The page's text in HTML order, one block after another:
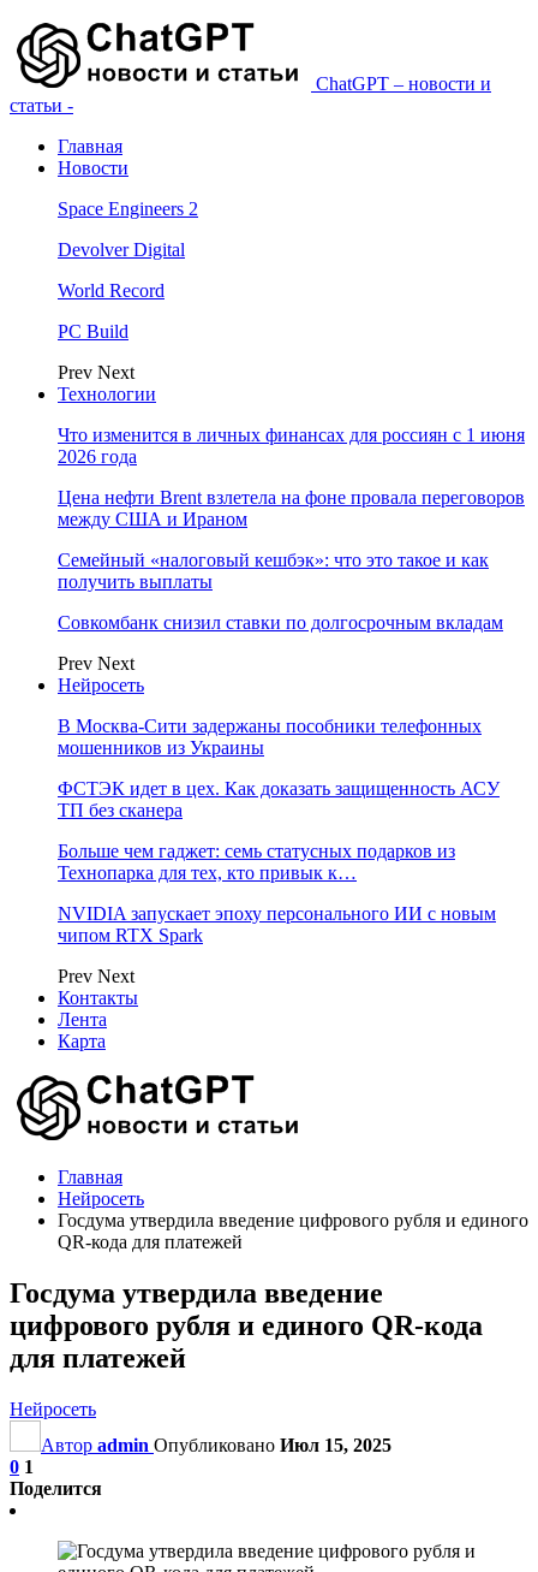
ChatGPT – новости и
статьи -
Главная
Новости
Space Engineers 2
Devolver Digital
World Record
PC Build
Prev Next
Технологии
Что изменится в личных финансах для россиян с 1 июня
2026 года
Цена нефти Brent взлетела на фоне провала переговоров
между США и Ираном
Семейный «налоговый кешбэк»: что это такое и как
получить выплаты
Совкомбанк снизил ставки по долгосрочным вкладам
Prev Next
Нейросеть
В Москва-Сити задержаны пособники телефонных
мошенников из Украины
ФСТЭК идет в цех. Как доказать защищенность АСУ
ТП без сканера
Больше чем гаджет: семь статусных подарков из
Технопарка для тех, кто привык к…
NVIDIA запускает эпоху персонального ИИ с новым
чипом RTX Spark
Prev Next
Контакты
Лента
Карта
Главная
Нейросеть
Госдума утвердила введение цифрового рубля и единого
QR-кода для платежей
Госдума утвердила введение
цифрового рубля и единого QR-кода
для платежей
Нейросеть
Автор admin Опубликовано Июл 15, 2025
0 1
Поделится